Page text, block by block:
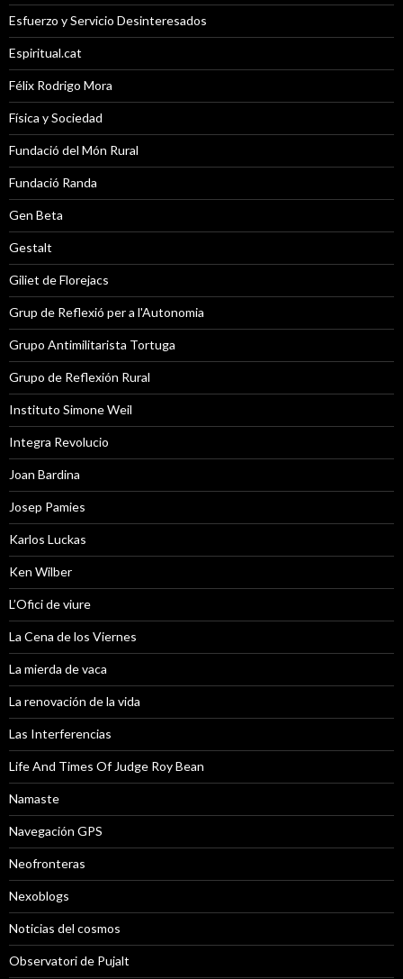
Esfuerzo y Servicio Desinteresados
Espiritual.cat
Félix Rodrigo Mora
Física y Sociedad
Fundació del Món Rural
Fundació Randa
Gen Beta
Gestalt
Giliet de Florejacs
Grup de Reflexió per a l'Autonomia
Grupo Antimilitarista Tortuga
Grupo de Reflexión Rural
Instituto Simone Weil
Integra Revolucio
Joan Bardina
Josep Pamies
Karlos Luckas
Ken Wilber
L’Ofici de viure
La Cena de los Viernes
La mierda de vaca
La renovación de la vida
Las Interferencias
Life And Times Of Judge Roy Bean
Namaste
Navegación GPS
Neofronteras
Nexoblogs
Noticias del cosmos
Observatori de Pujalt